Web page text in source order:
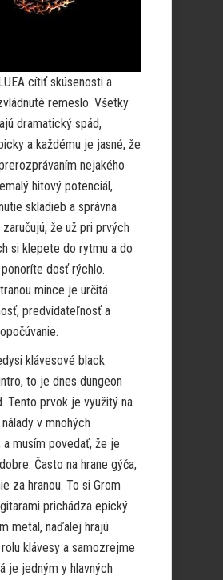
cítiť skúsenosti a
remeslo. Všetky
dramatický spád,
a každému je jasné, že
nejakého
hitový potenciál,
skladieb a správna
že už pri prvých
si klepete do rytmu a do
dosť rýchlo.
mince je určitá
predvídateľnosť a
klávesové black
to je dnes dungeon
Tento prvok je využitý na
v mnohých
a musím povedať, že je
Často na hrane gýča,
za hranou. To si Grom
prichádza epický
metal, naďalej hrajú
klávesy a samozrejme
je jedným y hlavných